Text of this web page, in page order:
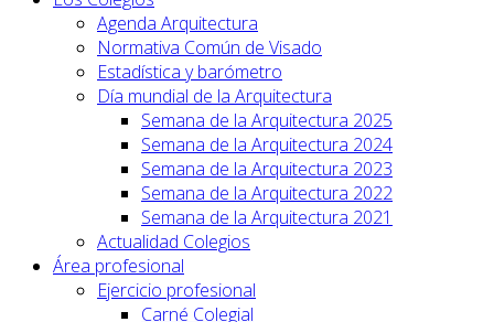
Agenda Arquitectura
Normativa Común de Visado
Estadística y barómetro
Día mundial de la Arquitectura
Semana de la Arquitectura 2025
Semana de la Arquitectura 2024
Semana de la Arquitectura 2023
Semana de la Arquitectura 2022
Semana de la Arquitectura 2021
Actualidad Colegios
Área profesional
Ejercicio profesional
Carné Colegial